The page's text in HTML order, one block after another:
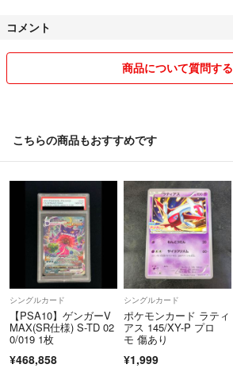
コメント
商品について質問する
こちらの商品もおすすめです
シングルカード
【PSA10】ゲンガーV
MAX(SR仕様) S-TD 02
0/019 1枚
¥468,858
シングルカード
ポケモンカード ラティ
アス 145/XY-P プロ
モ 傷あり
¥1,999